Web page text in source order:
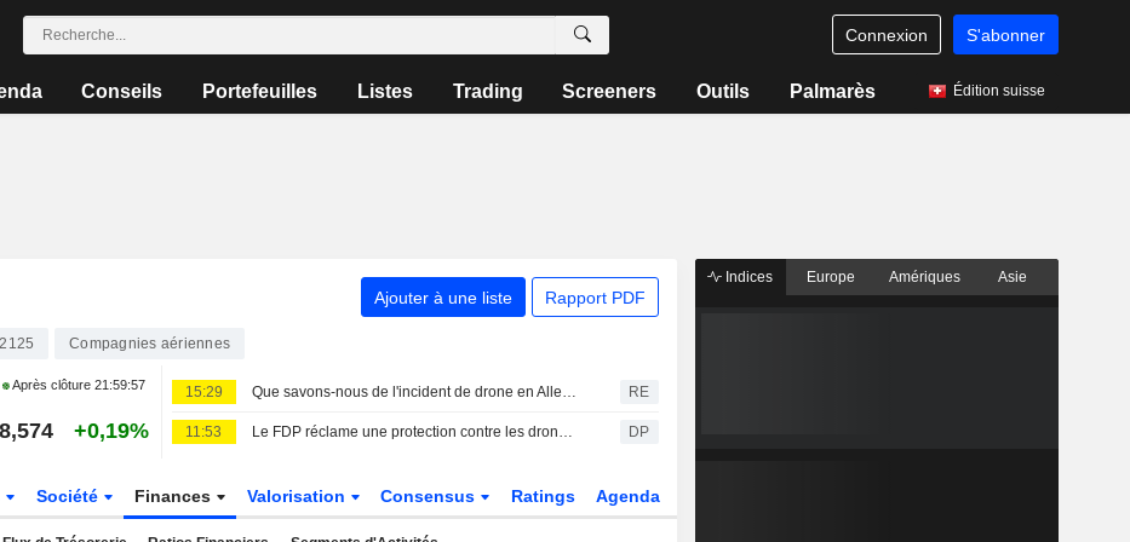
Connexion S'abonner
Conseils Portefeuilles Listes Trading Screeners Outils Palmarès Édition suisse
Ajouter à une liste Rapport PDF
Compagnies aériennes
Après clôture 21:59:57
8,574 +0,19%
15:29 Que savons-nous de l'incident de drone en Allemagne et de l'aéroport visé ? RE
11:53 Le FDP réclame une protection contre les drones pour tous les aéroports DP
Société Finances Valorisation Consensus Ratings Agenda
Indices Europe Amériques Asie